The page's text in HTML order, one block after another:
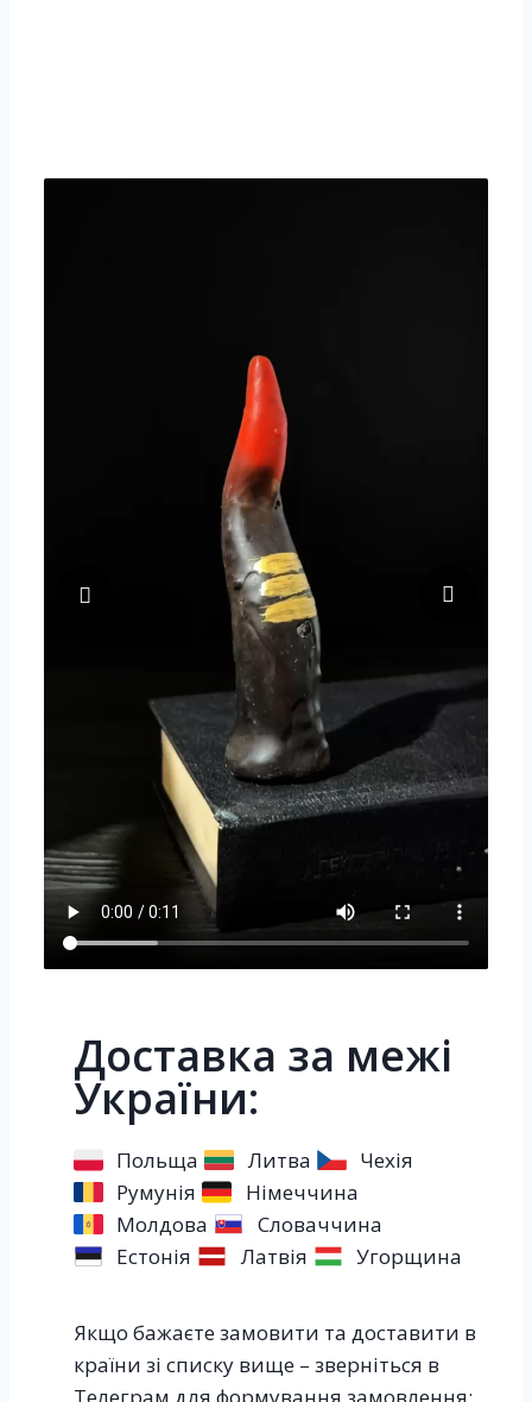
Доставка за межі
України:
Польща Литва
Чехія
Румунія
Німеччина
Молдова
Словаччина
Естонія
Латвія Угорщина
Якщо бажаєте замовити та доставити в
країни зі списку вище – зверніться в
Телеграм для формування замовлення: